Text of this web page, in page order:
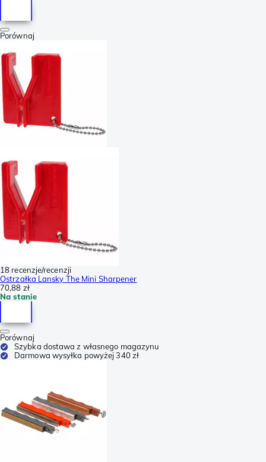
Porównaj
18 recenzje/recenzji
Ostrzałka Lansky The Mini Sharpener
70,88 zł
Na stanie
Porównaj
Szybka dostawa z własnego magazynu
Darmowa wysyłka powyżej 340 zł